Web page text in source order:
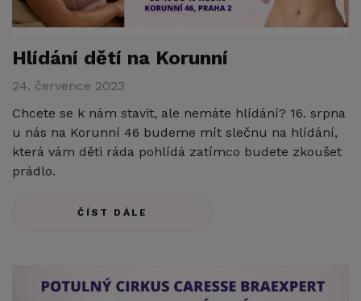
Hlídání dětí na Korunní
24. července 2023
Chcete se k nám stavit, ale nemáte hlídání? 16. srpna
u nás na Korunní 46 budeme mít slečnu na hlídání,
která vám děti ráda pohlídá zatímco budete zkoušet
prádlo.
ČÍST DÁLE